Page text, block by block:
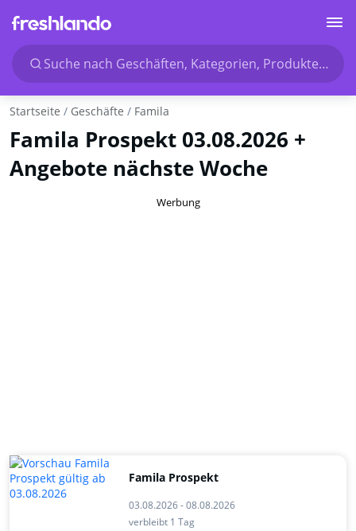
Suche nach Geschäften, Kategorien, Produkten...
Startseite Geschäfte Famila
Famila Prospekt 03.08.2026 +
Angebote nächste Woche
Werbung
Famila Prospekt
03.08.2026 - 08.08.2026
verbleibt 1 Tag